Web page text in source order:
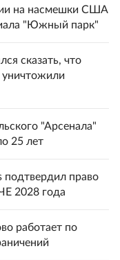
на насмешки США
"Южный парк"
сказать, что
"Арсенала"
25 лет
подтвердил право
2028 года
работает по